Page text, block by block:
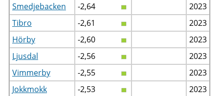
Smedjebacken
-2,64
2023
Tibro
-2,61
2023
Hörby
-2,60
2023
Ljusdal
-2,56
2023
Vimmerby
-2,55
2023
Jokkmokk
-2,53
2023